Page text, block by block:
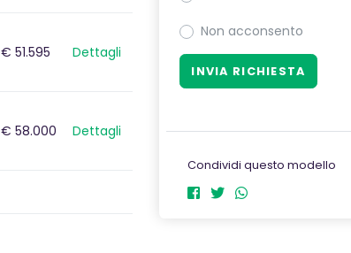
€ 51.595 Dettagli
€ 58.000 Dettagli
Non acconsento
Condividi questo modello